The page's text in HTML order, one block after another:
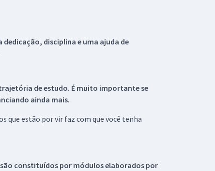
disciplina e uma ajuda de
de estudo. É muito importante se
ainda mais.
que estão por vir faz com que você tenha
são constituídos por módulos elaborados por